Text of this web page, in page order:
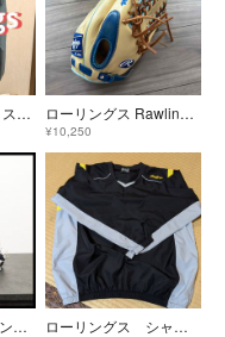
新品 ローリングス スレートブルージャケット 袖脱着ベスト XO 182〜188 ローリングス Rawlings 野球用 軟式 HOH? MLB COLORSYNC 外野手用 サイズ12.75 GR1HMMT キ
¥10,250
Rawlings ローリングス 野球 大人用 軟式グローブ 外野手用 ローリングス シャカシャカ 野球